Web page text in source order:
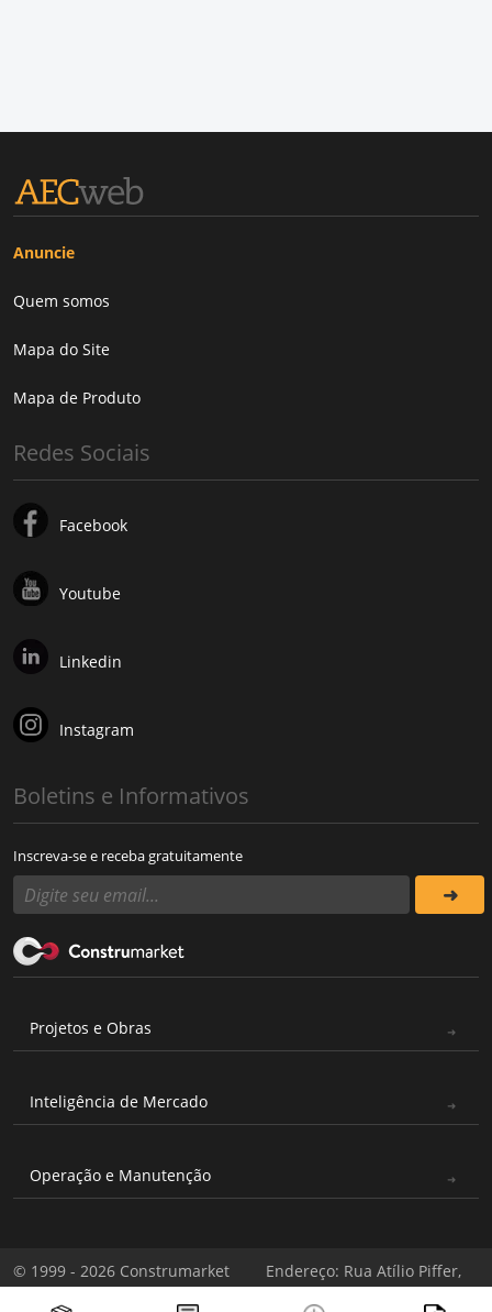
Anuncie
Quem somos
Mapa do Site
Mapa de Produto
Redes Sociais
Facebook
Youtube
Linkedin
Instagram
Boletins e Informativos
Inscreva-se e receba gratuitamente
Projetos e Obras
Inteligência de Mercado
Operação e Manutenção
© 1999 - 2026 Construmarket
Todos os direitos reservados
Endereço: Rua Atílio Piffer,
571 - Casa Verde, São Paulo -